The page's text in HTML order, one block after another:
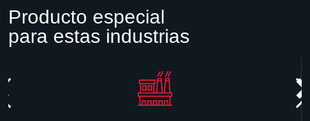
Producto especial
para estas industrias